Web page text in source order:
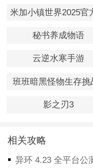
米加小镇世界2025官
秘书养成物语
云逆水寒手游
班班暗黑怪物生存挑
影之刃3
相关攻略
异环 4.23 全平台公